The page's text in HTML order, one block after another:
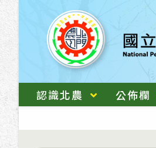
跳
主
要
內
容
認識北農 公佈欄